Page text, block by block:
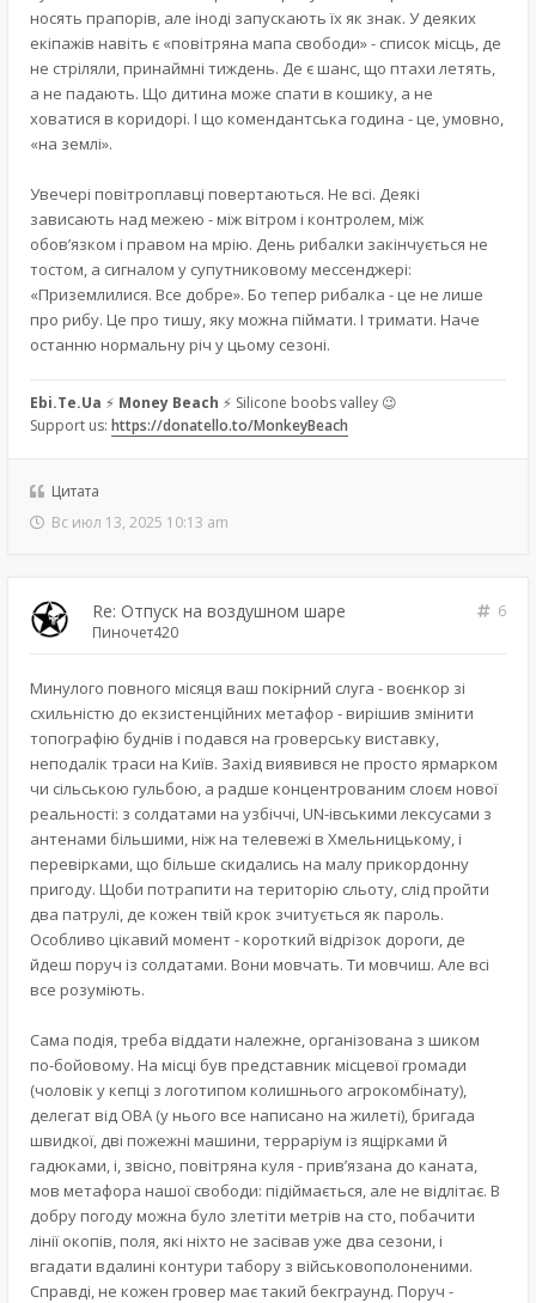
носять прапорів, але іноді запускають їх як знак. У деяких
екіпажів навіть є «повітряна мапа свободи» - список місць, де
не стріляли, принаймні тиждень. Де є шанс, що птахи летять,
а не падають. Що дитина може спати в кошику, а не
ховатися в коридорі. І що комендантська година - це, умовно,
«на землі».
Увечері повітроплавці повертаються. Не всі. Деякі
зависають над межею - між вітром і контролем, між
обов’язком і правом на мрію. День рибалки закінчується не
тостом, а сигналом у супутниковому мессенджері:
«Приземлилися. Все добре». Бо тепер рибалка - це не лише
про рибу. Це про тишу, яку можна піймати. І тримати. Наче
останню нормальну річ у цьому сезоні.
Ebi.Te.Ua ⚡ Money Beach ⚡ Silicone boobs valley 😉
Support us: https://donatello.to/MonkeyBeach
Цитата
Вс июл 13, 2025 10:13 am
Re: Отпуск на воздушном шаре
6
Пиночет420
Минулого повного місяця ваш покірний слуга - воєнкор зі
схильністю до екзистенційних метафор - вирішив змінити
топографію буднів і подався на гроверську виставку,
неподалік траси на Київ. Захід виявився не просто ярмарком
чи сільською гульбою, а радше концентрованим слоєм нової
реальності: з солдатами на узбіччі, UN-івськими лексусами з
антенами більшими, ніж на телевежі в Хмельницькому, і
перевірками, що більше скидались на малу прикордонну
пригоду. Щоби потрапити на територію сльоту, слід пройти
два патрулі, де кожен твій крок зчитується як пароль.
Особливо цікавий момент - короткий відрізок дороги, де
йдеш поруч із солдатами. Вони мовчать. Ти мовчиш. Але всі
все розуміють.
Сама подія, треба віддати належне, організована з шиком
по-бойовому. На місці був представник місцевої громади
(чоловік у кепці з логотипом колишнього агрокомбінату),
делегат від ОВА (у нього все написано на жилеті), бригада
швидкої, дві пожежні машини, терраріум із ящірками й
гадюками, і, звісно, повітряна куля - прив’язана до каната,
мов метафора нашої свободи: підіймається, але не відлітає. В
добру погоду можна було злетіти метрів на сто, побачити
лінії окопів, поля, які ніхто не засівав уже два сезони, і
вгадати вдалині контури табору з військовополоненими.
Справді, не кожен гровер має такий бекграунд. Поруч -